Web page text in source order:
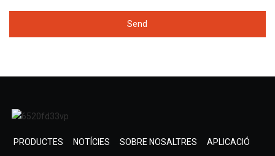
Send
PRODUCTES NOTÍCIES SOBRE NOSALTRES APLICACIÓ